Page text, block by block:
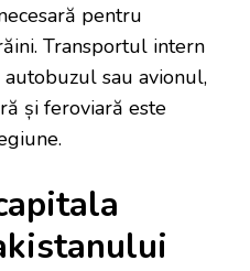
pentru
Transportul intern
sau avionul,
și feroviară este